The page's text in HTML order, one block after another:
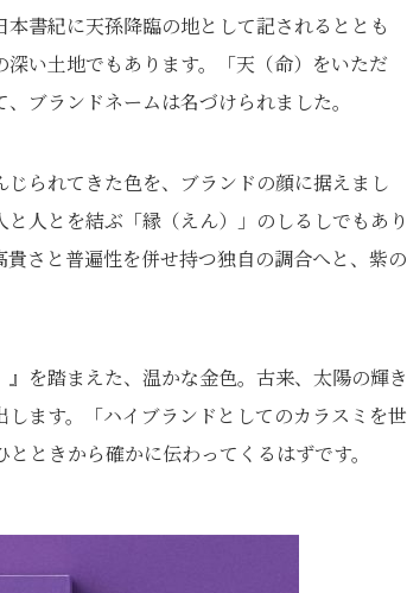
書紀に天孫降臨の地として記されるととも
い土地でもあります。「天（命）をいただ
ブランドネームは名づけられました。
られてきた色を、ブランドの顔に据えまし
人とを結ぶ「縁（えん）」のしるしでもあり
さと普遍性を併せ持つ独自の調合へと、紫の
を踏まえた、温かな金色。古来、太陽の輝き
ます。「ハイブランドとしてのカラスミを世
ときから確かに伝わってくるはずです。